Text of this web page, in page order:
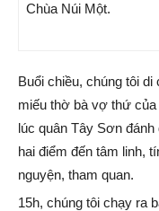
Chùa Núi Một.
Buổi chiều, chúng tôi
miếu thờ bà vợ thứ
lúc quân Tây Sơn
hai điểm đến tâm linh,
nguyện, tham quan.
15h, chúng tôi chạy ra